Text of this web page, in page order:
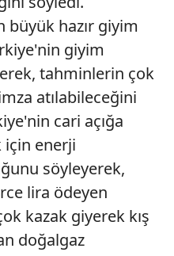
için İnternet
kişilere ait çerezler
çeşitli kişisel
olan çerezler bilgi
amacıyla
sitemizin daha işlevsel
ve sizlere yönelik
yapılması, amaçlarıyla
kullanılacaktır.
yer alan panel
büyük hazır giyim
giyim
tahminlerin çok
atılabileceğini
cari açığa
için enerji
söyleyerek,
lira ödeyen
kazak giyerek kış
doğalgaz